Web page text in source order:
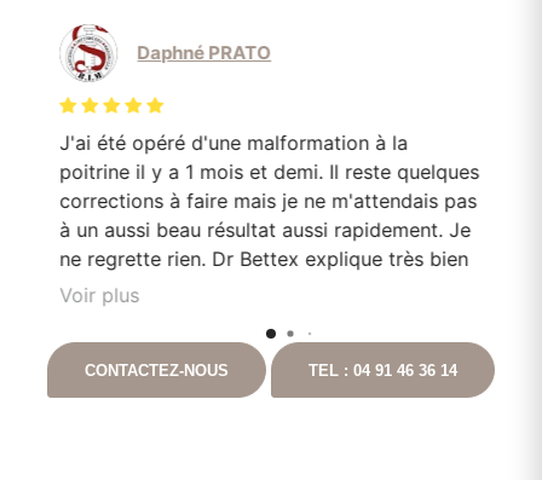
Daphné PRATO
J'ai été opéré d'une malformation à la
poitrine il y a 1 mois et demi. Il reste quelques
corrections à faire mais je ne m'attendais pas
à un aussi beau résultat aussi rapidement. Je
ne regrette rien. Dr Bettex explique très bien
son rôle dans. la. prise en soin et est très à
en cas que questionnement. Ayant pour
projet de continuer les chirurgies correctrices
avec lui suite à un gros amaigrissement, je ne
Voir plus
CONTACTEZ-NOUS TEL : 04 91 46 36 14